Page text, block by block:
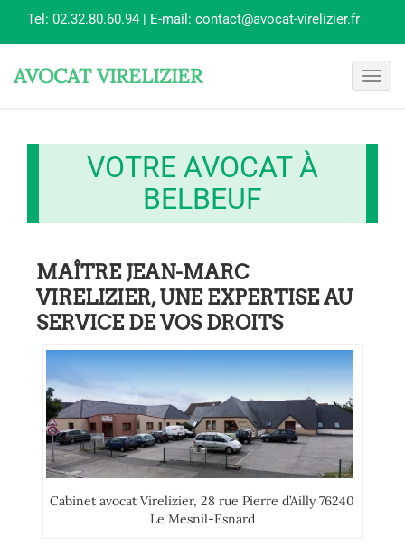
Tel: 02.32.80.60.94 | E-mail: contact@avocat-virelizier.fr
AVOCAT VIRELIZIER
VOTRE AVOCAT À
BELBEUF
MAÎTRE JEAN-MARC
VIRELIZIER, UNE EXPERTISE AU
SERVICE DE VOS DROITS
Cabinet avocat Virelizier, 28 rue Pierre d’Ailly 76240
Le Mesnil-Esnard